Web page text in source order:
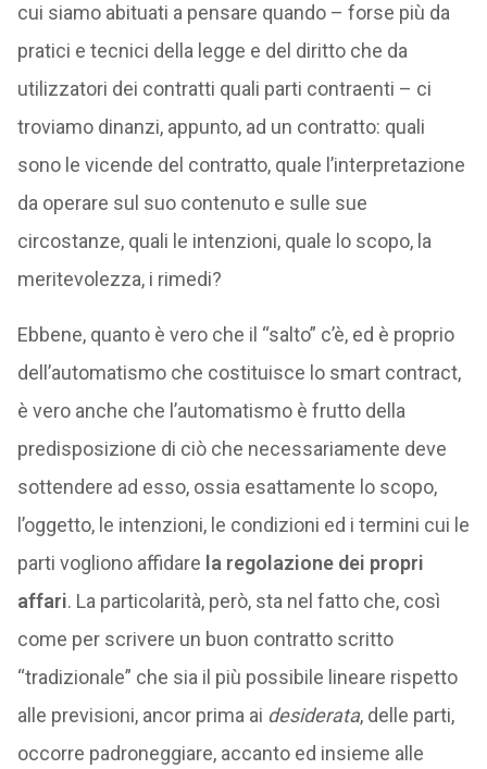
cui siamo abituati a pensare quando – forse più da
pratici e tecnici della legge e del diritto che da
utilizzatori dei contratti quali parti contraenti – ci
troviamo dinanzi, appunto, ad un contratto: quali
sono le vicende del contratto, quale l’interpretazione
da operare sul suo contenuto e sulle sue
circostanze, quali le intenzioni, quale lo scopo, la
meritevolezza, i rimedi?
Ebbene, quanto è vero che il “salto” c’è, ed è proprio
dell’automatismo che costituisce lo smart contract,
è vero anche che l’automatismo è frutto della
predisposizione di ciò che necessariamente deve
sottendere ad esso, ossia esattamente lo scopo,
l’oggetto, le intenzioni, le condizioni ed i termini cui le
parti vogliono affidare la regolazione dei propri
affari. La particolarità, però, sta nel fatto che, così
come per scrivere un buon contratto scritto
“tradizionale” che sia il più possibile lineare rispetto
alle previsioni, ancor prima ai desiderata, delle parti,
occorre padroneggiare, accanto ed insieme alle